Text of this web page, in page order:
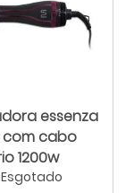
essenza
cabo
1200w